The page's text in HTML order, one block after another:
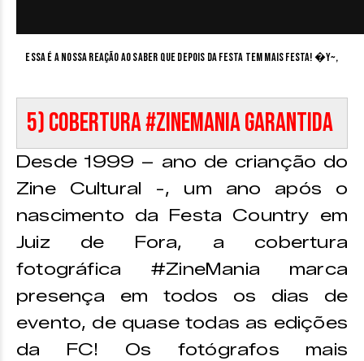
Essa é a nossa reação ao saber que depois da festa tem mais festa! �Y~,
5) Cobertura #ZineMania garantida
Desde 1999 – ano de crianção do
Zine Cultural -, um ano após o
nascimento da Festa Country em
Juiz de Fora, a cobertura
fotográfica #ZineMania marca
presença em todos os dias de
evento, de quase todas as edições
da FC! Os fotógrafos mais